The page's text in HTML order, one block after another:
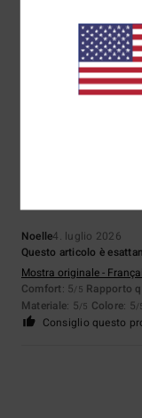
Noelle4. luglio 2026
Questo articolo è
Mostra originale -
Comfort: 5/5 Rapporto
Materiale: 5/5 Colore: 5/
Consiglio questo